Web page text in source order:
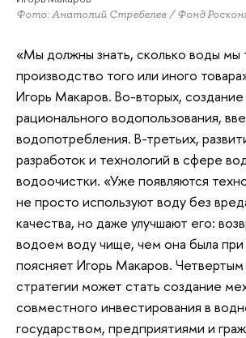
Фото: Анатолий Стребелев / Фонд
«Мы должны знать, сколько воды мы
производство того или иного
Игорь Макаров. Во-вторых,
рационального водопользования,
водопотребления. В-третьих,
разработок и технологий в сфере
водоочистки. «Уже появляются
не просто используют воду без
качества, но даже улучшают его:
водоем воду чище, чем она была
поясняет Игорь Макаров.
стратегии может стать создание
совместного инвестирования в
государством, предприятиями и